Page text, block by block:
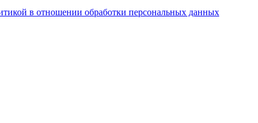
в отношении обработки персональных данных